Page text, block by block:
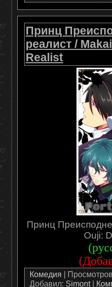
Принц
реалист /
Realist
Принц
Ouji:
Комедия |
Добавил: Simont|